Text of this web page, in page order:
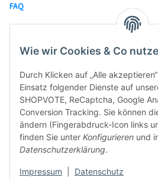
Wie wir Cookies & Co
Durch Klicken auf „Alle
Einsatz folgender Dienste auf
SHOPVOTE, ReCaptcha, Google
Conversion Tracking. Sie können
ändern (Fingerabdruck-Icon links
finden Sie unter Konfigurieren und
Datenschutzerklärung.
Impressum Datenschutz
FAQ
unsere Partner